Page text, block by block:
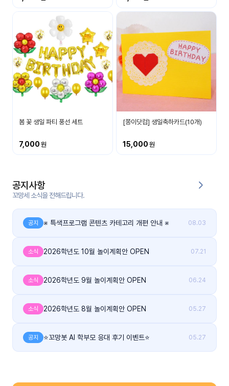
니
티
공지
사항
이벤
트
들의
후기
게시
그
봄 꽃 생일 파티 풍선 세트
7,000
[쫑이닷컴] 생일축하카드(10개)
15,000
공지사항
꼬망세 소식을 전해드립니다.
공지 ※ 특색프로그램 콘텐츠 카테고리 개편 안내 ※ 08.03
소식 2026학년도 10월 놀이계획안 OPEN 07.21
소식 2026학년도 9월 놀이계획안 OPEN 06.24
소식 2026학년도 8월 놀이계획안 OPEN 05.27
공지 ⭐꼬망봇 AI 학부모 응대 후기 이벤트⭐ 05.27